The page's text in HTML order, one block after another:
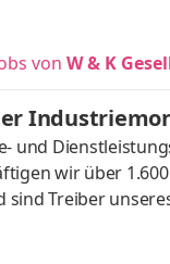
von W & K
und
wir über
Treiber